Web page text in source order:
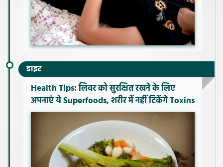
डाइट
Health Tips: लिवर को सुरक्षित रखने के लिए
अपनाएं ये Superfoods, शरीर में नहीं टिकेंगे Toxins